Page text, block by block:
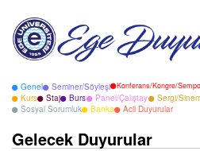
Genel Seminer/Söyleşi Konferans/Kongre/
Kurs
Staj Burs Panel/Çalıştay Sergi/
Sosyal Sorumluk
Banka Acil Duyurular
Gelecek Duyurular